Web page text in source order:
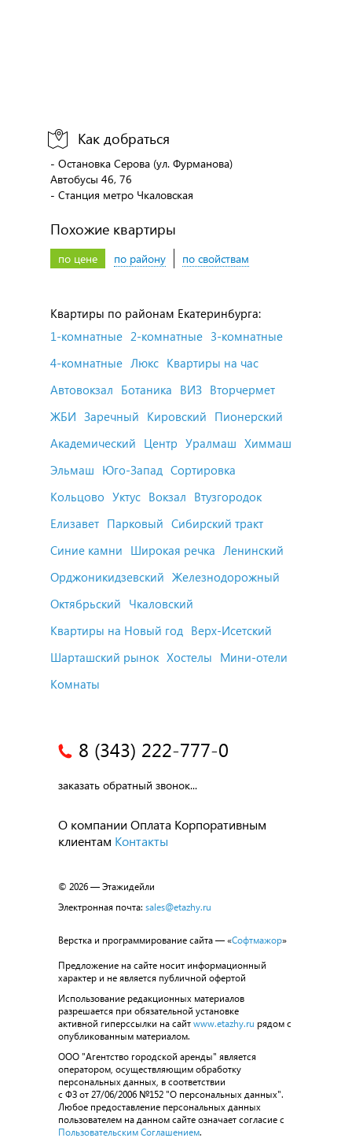
Как добраться
- Остановка Серова (ул. Фурманова)
Автобусы 46, 76
- Станция метро Чкаловская
Похожие квартиры
по цене по району по свойствам
Квартиры по районам Екатеринбурга:
1-комнатные 2-комнатные 3-комнатные
4-комнатные Люкс Квартиры на час
Автовокзал Ботаника ВИЗ Вторчермет
ЖБИ Заречный Кировский Пионерский
Академический Центр Уралмаш Химмаш
Эльмаш Юго-Запад Сортировка
Кольцово Уктус Вокзал Втузгородок
Елизавет Парковый Сибирский тракт
Синие камни Широкая речка Ленинский
Орджоникидзевский Железнодорожный
Октябрьский Чкаловский
Квартиры на Новый год Верх-Исетский
Шарташский рынок Хостелы Мини-отели
Комнаты
8 (343) 222-777-0
заказать обратный звонок...
О компании Оплата Корпоративным
клиентам Контакты
© 2026 — Этажидейли
Электронная почта: sales@etazhy.ru
Верстка и программирование сайта — «Софтмажор»
Предложение на сайте носит информационный
характер и не является публичной офертой
Использование редакционных материалов
разрешается при обязательной установке
активной гиперссылки на сайт www.etazhy.ru рядом с
опубликованным материалом.
ООО "Агентство городской аренды" является
оператором, осуществляющим обработку
персональных данных, в соответствии
с ФЗ от 27/06/2006 №152 "О персональных данных".
Любое предоставление персональных данных
пользователем на данном сайте означает согласие с
Пользовательским Соглашением.